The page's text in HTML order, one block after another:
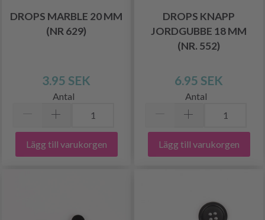
DROPS MARBLE 20 MM
(NR 629)
3.95 SEK
Antal
Lägg till varukorgen
DROPS KNAPP
JORDGUBBE 18 MM
(NR. 552)
6.95 SEK
Antal
Lägg till varukorgen